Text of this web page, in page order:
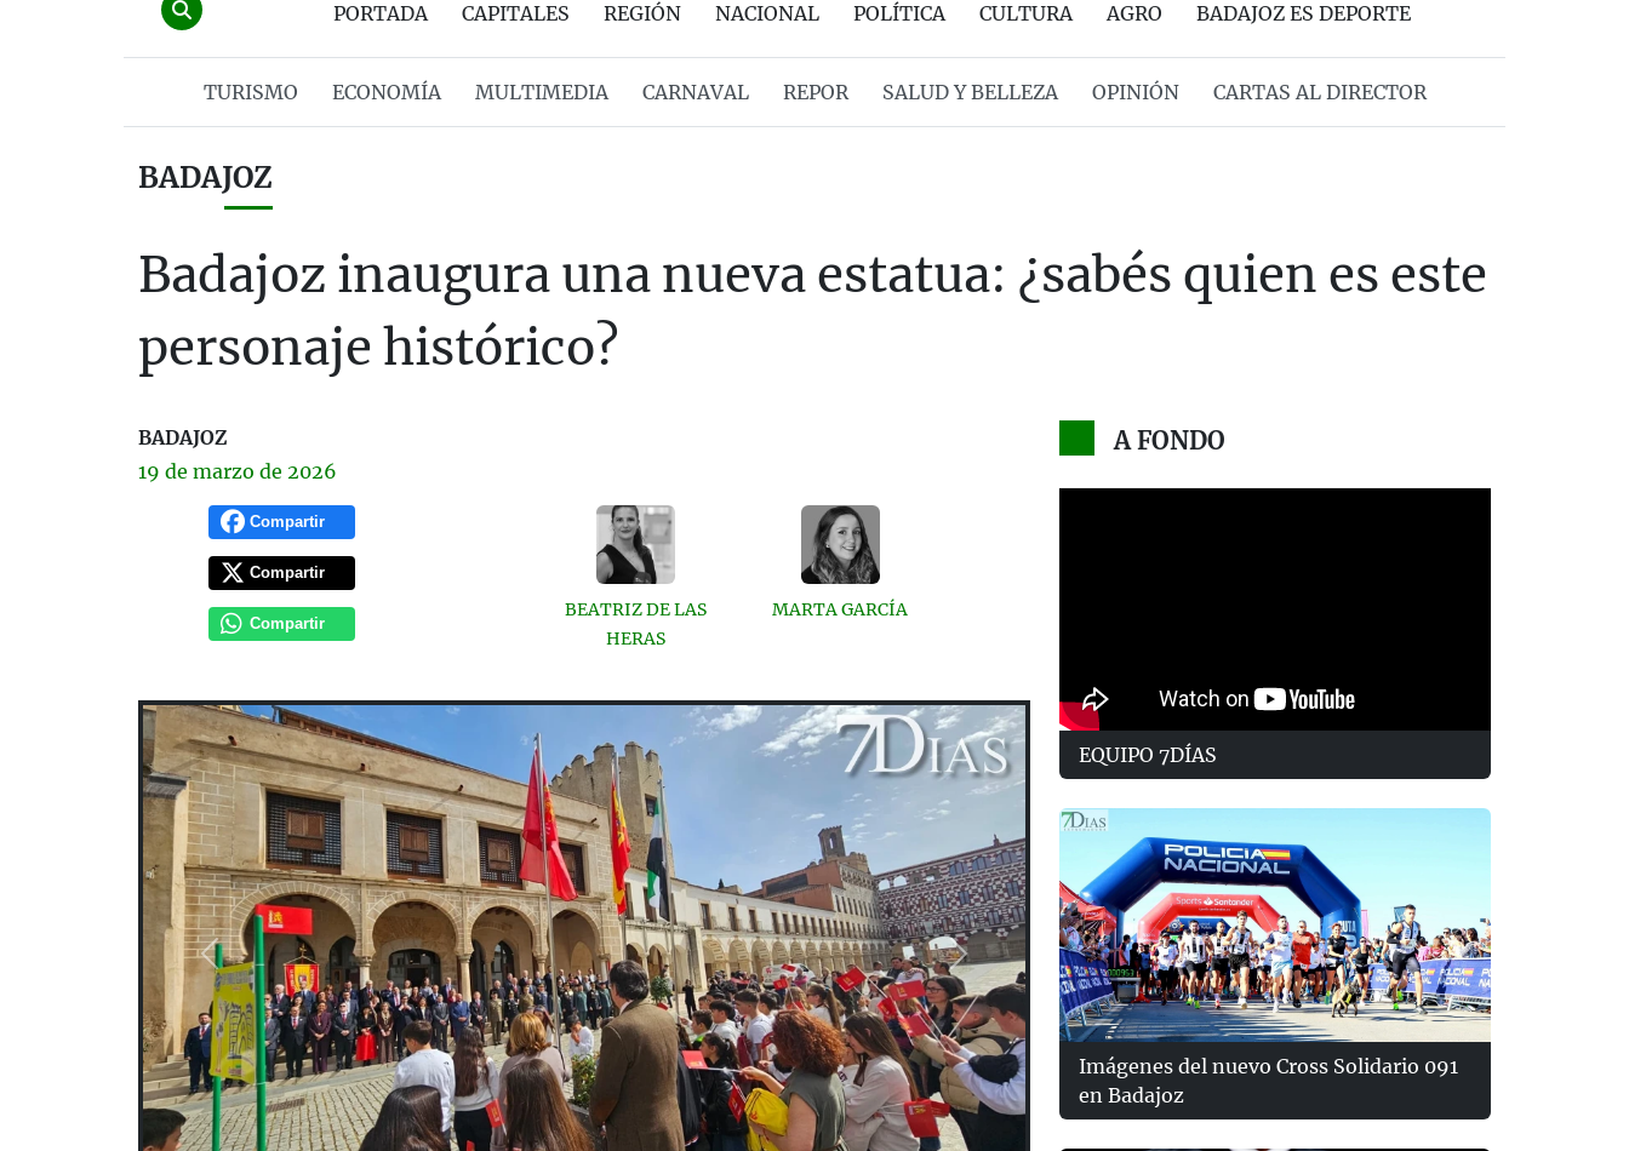
PORTADA CAPITALES REGIÓN NACIONAL POLÍTICA CULTURA AGRO BADAJOZ ES DEPORTE
TURISMO ECONOMÍA MULTIMEDIA CARNAVAL REPOR SALUD Y BELLEZA OPINIÓN CARTAS AL DIRECTOR
BADAJOZ
Badajoz inaugura una nueva estatua: ¿sabés quien es este
personaje histórico?
BADAJOZ
19 de marzo de 2026
Compartir
Compartir
Compartir
BEATRIZ DE LAS
HERAS
MARTA GARCÍA
Previous Next
A FONDO
EQUIPO 7DÍAS
Imágenes del nuevo Cross Solidario 091
en Badajoz